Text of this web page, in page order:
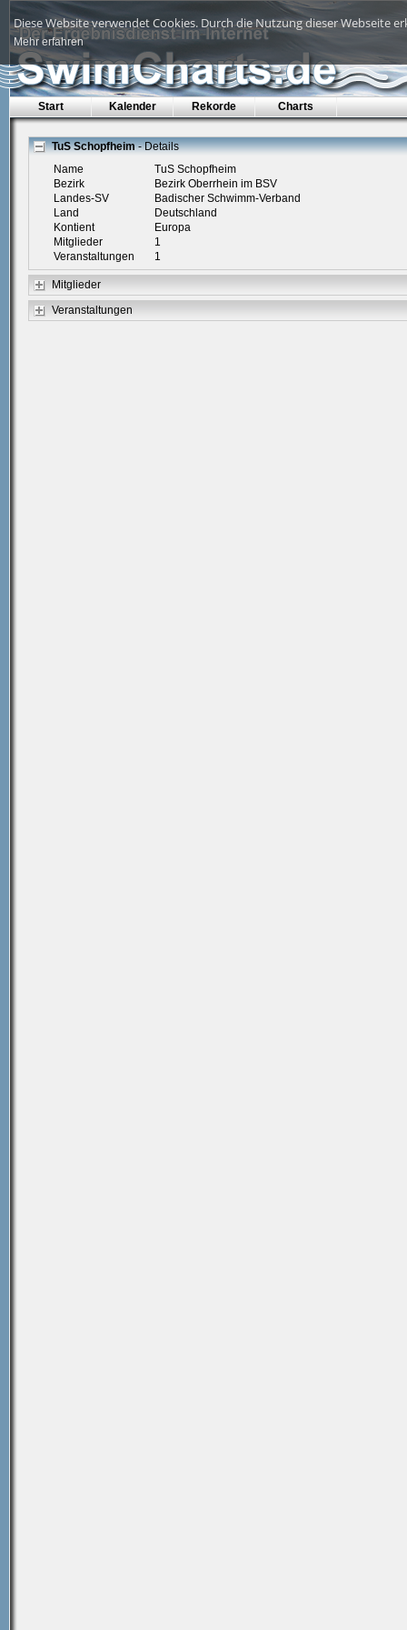
Diese Website verwendet Cookies. Durch die Nutzung dieser Webseite
Mehr erfahren
Start Kalender Rekorde Charts
TuS Schopfheim- Details
Name
TuS Schopfheim
Bezirk
Bezirk Oberrhein im BSV
Landes-SV
Badischer Schwimm-Verband
Land
Deutschland
Kontient
Europa
Mitglieder
1
Veranstaltungen
1
Mitglieder
Veranstaltungen